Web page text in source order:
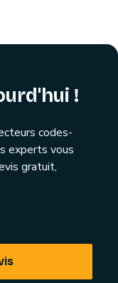
!
codes-
experts vous
gratuit,